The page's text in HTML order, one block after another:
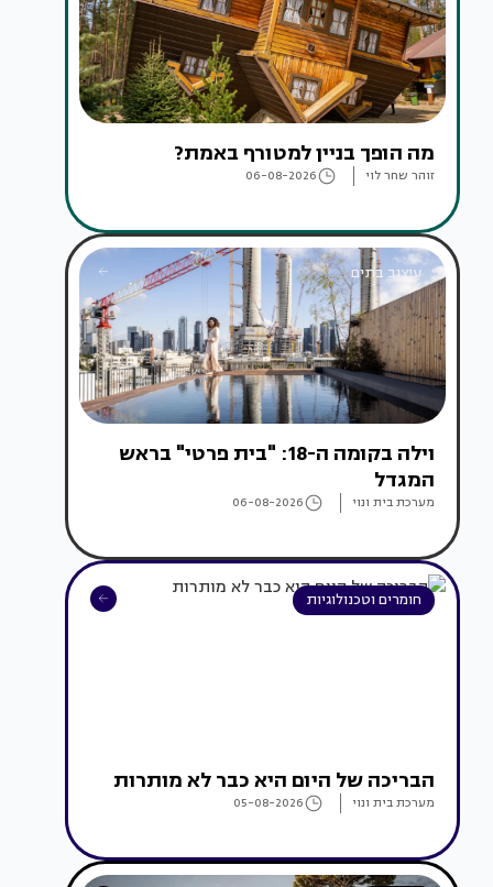
מה הופך בניין למטורף באמת?
זוהר שחר לוי 06-08-2026
עיצוב בתים
וילה בקומה ה-18: "בית פרטי" בראש
המגדל
מערכת בית ונוי 06-08-2026
חומרים וטכנולוגיות
הבריכה של היום היא כבר לא מותרות
מערכת בית ונוי 05-08-2026